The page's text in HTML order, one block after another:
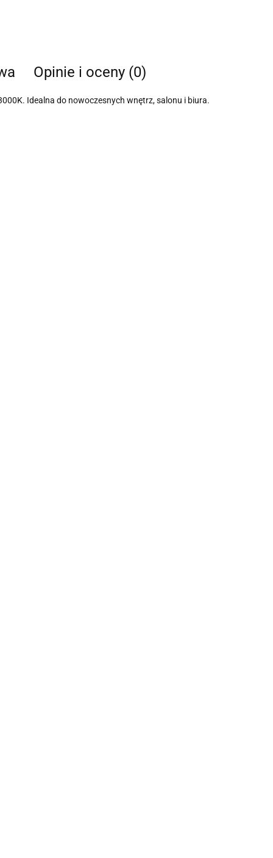
Opinie i oceny (0)
Idealna do nowoczesnych wnętrz, salonu i biura.